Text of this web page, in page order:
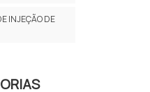
INJEÇÃO DE